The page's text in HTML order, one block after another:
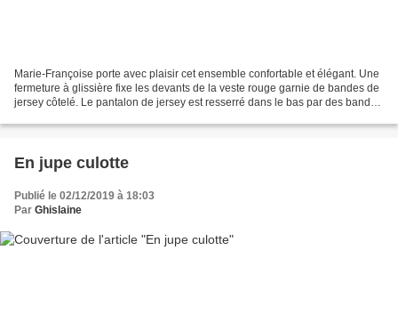
Marie-Françoise porte avec plaisir cet ensemble confortable et élégant. Une
fermeture à glissière fixe les devants de la veste rouge garnie de bandes de
jersey côtelé. Le pantalon de jersey est resserré dans le bas par des bandes
En jupe culotte
Publié le 02/12/2019 à 18:03
Par Ghislaine